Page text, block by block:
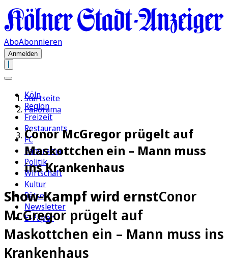
AboAbonnieren
Anmelden
Köln
Region
Freizeit
Restaurants
FC
Panorama
Politik
Wirtschaft
Kultur
Rätsel
Newsletter
E-Paper
Startseite
Panorama
Conor McGregor prügelt auf
Maskottchen ein – Mann muss
ins Krankenhaus
Show-Kampf wird ernstConor
McGregor prügelt auf
Maskottchen ein – Mann muss ins
Krankenhaus